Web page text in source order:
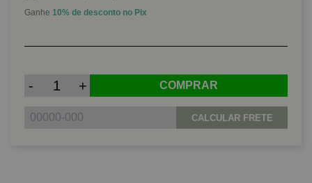
Ganhe 10% de desconto no Pix
- + COMPRAR
CALCULAR FRETE